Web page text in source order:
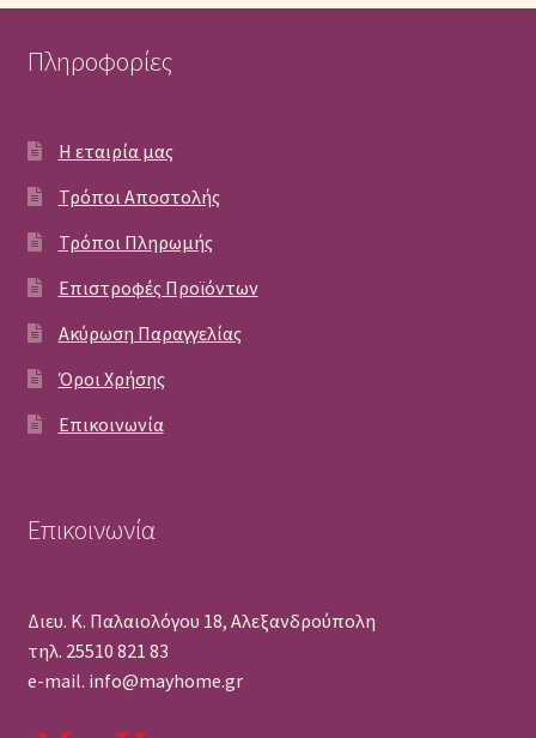
Πληροφορίες
Η εταιρία μας
Τρόποι Αποστολής
Τρόποι Πληρωμής
Επιστροφές Προϊόντων
Ακύρωση Παραγγελίας
Όροι Χρήσης
Επικοινωνία
Επικοινωνία
Διευ. Κ. Παλαιολόγου 18, Αλεξανδρούπολη
τηλ. 25510 821 83
e-mail. info@mayhome.gr